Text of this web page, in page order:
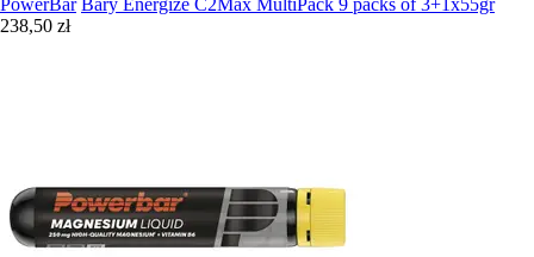
PowerBar Bary Energize C2Max MultiPack 9 packs of 3+1x55gr
238,50 zł